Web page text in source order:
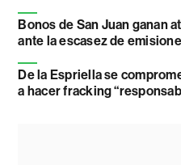
Bonos de San Juan ganan
ante la escasez de
De la Espriella se
a hacer fracking